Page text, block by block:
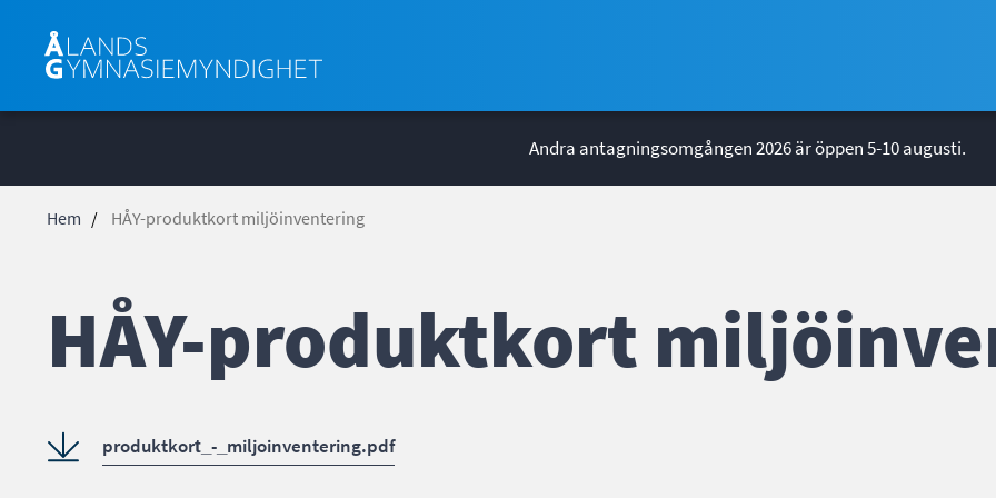
huvudinnehåll
Andra antagningsomgången 2026 är öppen 5-10 augusti.
Länkstig
Hem HÅY-produktkort miljöinventering
HÅY-produktkort
produktkort_-_miljoinventering.pdf